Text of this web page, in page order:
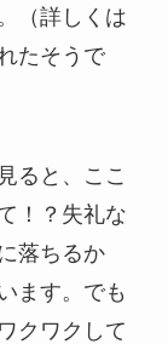
（詳しくは
たそうで
ると、ここ
！？失礼な
落ちるか
ます。でも
クワクして